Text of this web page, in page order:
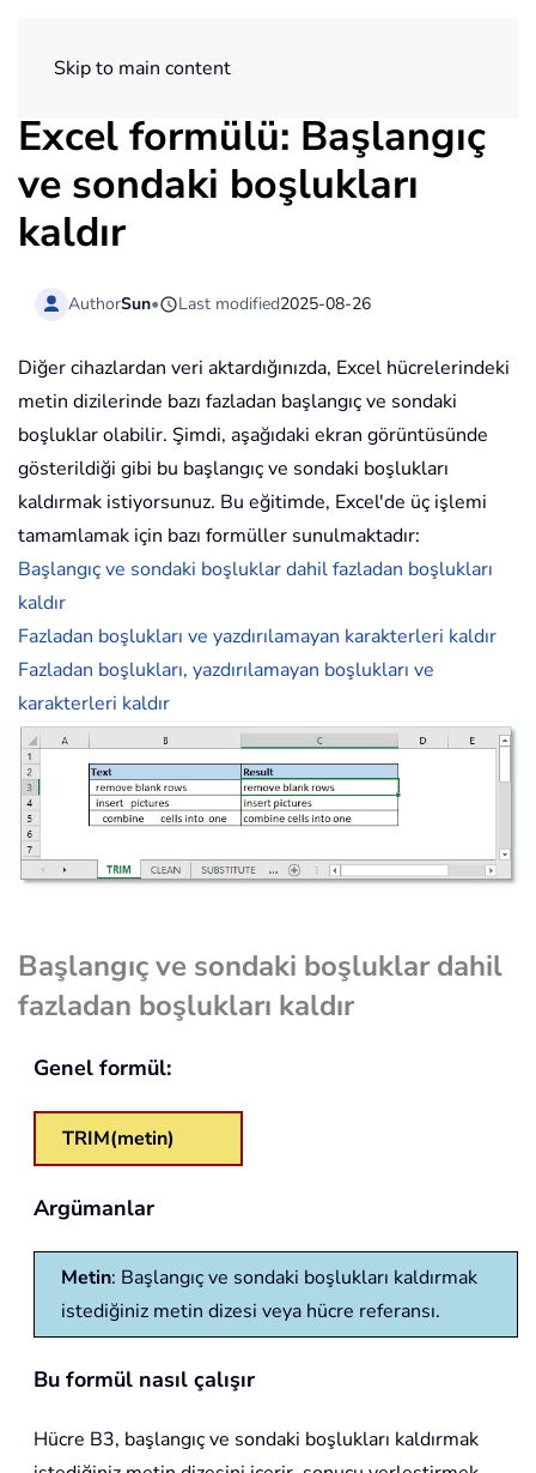
Skip to main content
Excel formülü: Başlangıç
ve sondaki boşlukları
kaldır
AuthorSun• Last modified2025-08-26
Diğer cihazlardan veri aktardığınızda, Excel hücrelerindeki
metin dizilerinde bazı fazladan başlangıç ve sondaki
boşluklar olabilir. Şimdi, aşağıdaki ekran görüntüsünde
gösterildiği gibi bu başlangıç ve sondaki boşlukları
kaldırmak istiyorsunuz. Bu eğitimde, Excel'de üç işlemi
tamamlamak için bazı formüller sunulmaktadır:
Başlangıç ve sondaki boşluklar dahil fazladan boşlukları
kaldır
Fazladan boşlukları ve yazdırılamayan karakterleri kaldır
Fazladan boşlukları, yazdırılamayan boşlukları ve
karakterleri kaldır
Başlangıç ve sondaki boşluklar dahil
fazladan boşlukları kaldır
Genel formül:
TRIM(metin)
Argümanlar
Metin: Başlangıç ve sondaki boşlukları kaldırmak
istediğiniz metin dizesi veya hücre referansı.
Bu formül nasıl çalışır
Hücre B3, başlangıç ve sondaki boşlukları kaldırmak